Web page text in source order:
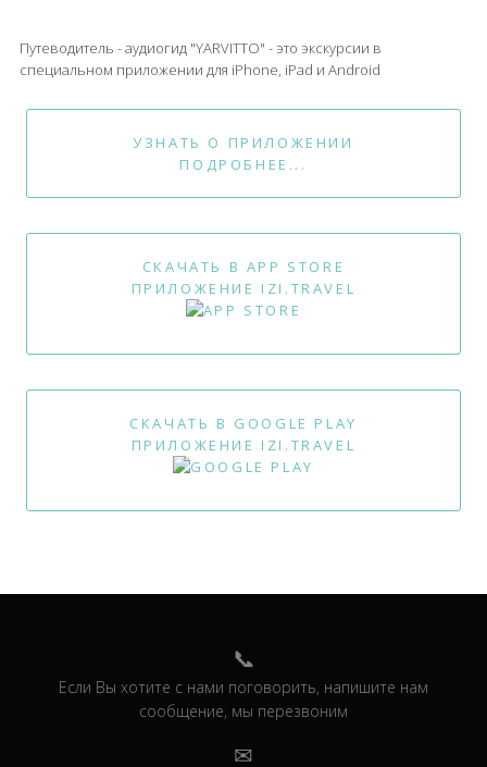
Путеводитель - аудиогид "YARVITTO" - это экскурсии в
специальном приложении для iPhone, iPad и Android
УЗНАТЬ О ПРИЛОЖЕНИИ
ПОДРОБНЕЕ...
СКАЧАТЬ В APP STORE
ПРИЛОЖЕНИЕ IZI.TRAVEL
СКАЧАТЬ В GOOGLE PLAY
ПРИЛОЖЕНИЕ IZI.TRAVEL
Если Вы хотите с нами поговорить, напишите нам
сообщение, мы перезвоним